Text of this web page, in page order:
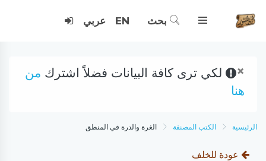
بحث EN عربي
× لكي ترى كافة البيانات فضلاً اشترك من
هنا
الرئيسية الكتب المصنفة الغرة والدرة في المنطق
عودة للخلف